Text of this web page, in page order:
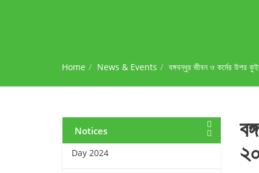
Home News & Events বঙ্গবন্ধুর জীবন ও কর্মের উপর
Notices
during Ramadan
Invitation for Observing the
Birthday of the Father of the
Nations and National Children’s
Day 2024